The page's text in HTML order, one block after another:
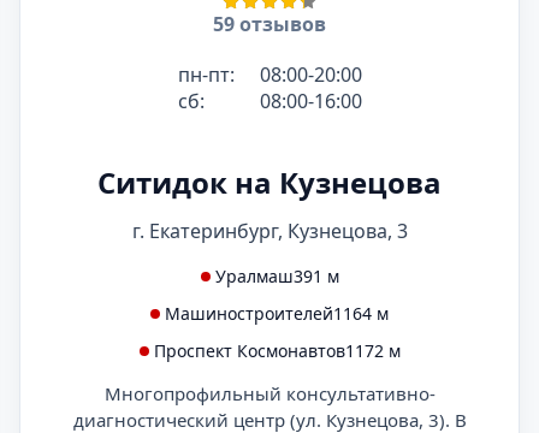
59 отзывов
пн-пт:
08:00-20:00
сб:
08:00-16:00
Ситидок на Кузнецова
г. Екатеринбург, Кузнецова, 3
Уралмаш391 м
Машиностроителей1164 м
Проспект Космонавтов1172 м
Многопрофильный консультативно-
диагностический центр (ул. Кузнецова, 3). В